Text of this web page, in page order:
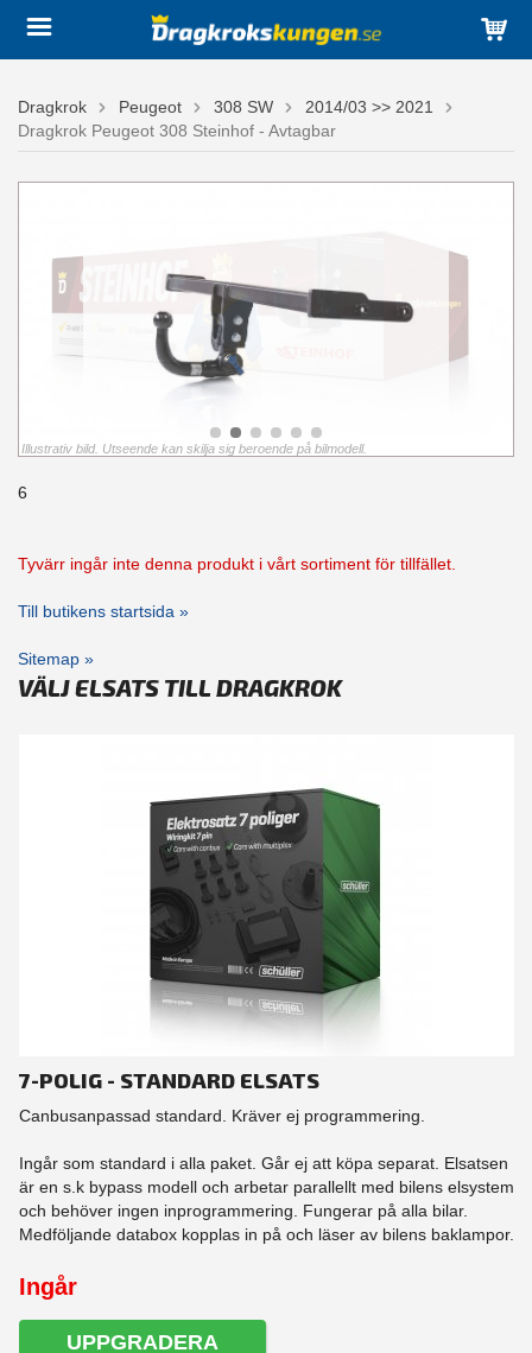
Dragkrok Peugeot 308 SW
2014/03 >> 2021
Dragkrok Peugeot 308 Steinhof - Avtagbar
Illustrativ bild. Utseende kan skilja sig beroende på bilmodell.
6
Tyvärr ingår inte denna produkt i vårt sortiment för tillfället.
Till butikens startsida »
Sitemap »
VÄLJ ELSATS TILL DRAGKROK
7-POLIG - STANDARD ELSATS
Canbusanpassad standard. Kräver ej programmering.
Ingår som standard i alla paket. Går ej att köpa separat. Elsatsen
är en s.k bypass modell och arbetar parallellt med bilens elsystem
och behöver ingen inprogrammering. Fungerar på alla bilar.
Medföljande databox kopplas in på och läser av bilens baklampor.
Ingår
UPPGRADERA